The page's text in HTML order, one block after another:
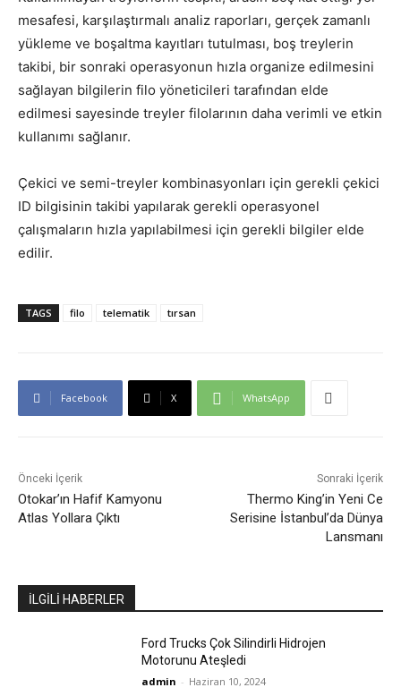
mesafesi, karşılaştırmalı analiz raporları, gerçek zamanlı
yükleme ve boşaltma kayıtları tutulması, boş treylerin
takibi, bir sonraki operasyonun hızla organize edilmesini
sağlayan bilgilerin filo yöneticileri tarafından elde
edilmesi sayesinde treyler filolarının daha verimli ve etkin
kullanımı sağlanır.
Çekici ve semi-treyler kombinasyonları için gerekli çekici
ID bilgisinin takibi yapılarak gerekli operasyonel
çalışmaların hızla yapılabilmesi için gerekli bilgiler elde
edilir.
TAGS filo telematik tırsan
Facebook X WhatsApp
Önceki İçerik
Otokar’ın Hafif Kamyonu
Atlas Yollara Çıktı
Sonraki İçerik
Thermo King’in Yeni Ce
Serisine İstanbul’da Dünya
Lansmanı
İLGİLİ HABERLER
Ford Trucks Çok Silindirli Hidrojen
Motorunu Ateşledi
admin - Haziran 10, 2024